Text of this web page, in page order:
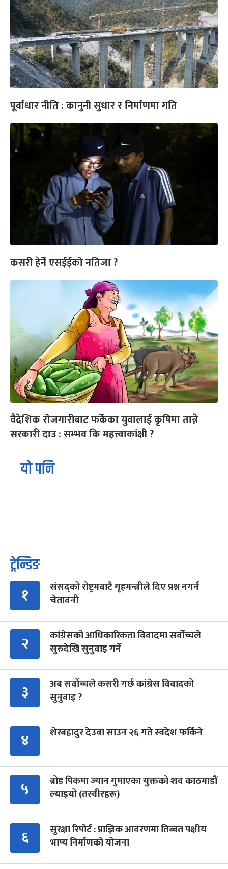
पूर्वाधार नीति : कानुनी सुधार र निर्माणमा गति
कसरी हेर्ने एसईईको नतिजा ?
वैदेशिक रोजगारीबाट फर्केका युवालाई कृषिमा तान्ने
सरकारी दाउ : सम्भव कि महत्त्वाकांक्षी ?
यो पनि
ट्रेन्डिङ
१
संसद्को रोष्ट्रमबाटै गृहमन्त्रीले दिए प्रश्न नगर्न
चेतावनी
२
कांग्रेसको आधिकारिकता विवादमा सर्वोच्चले
सुरुदेखि सुनुवाइ गर्ने
३
अब सर्वोच्चले कसरी गर्छ कांग्रेस विवादको
सुनुवाइ ?
४ शेरबहादुर देउवा साउन २६ गते स्वदेश फर्किने
५
ब्रोड पिकमा ज्यान गुमाएका युक्तको शव काठमाडौं
ल्याइयो (तस्वीरहरू)
६
सुरक्षा रिपोर्ट : प्राज्ञिक आवरणमा तिब्बत पक्षीय
भाष्य निर्माणको योजना